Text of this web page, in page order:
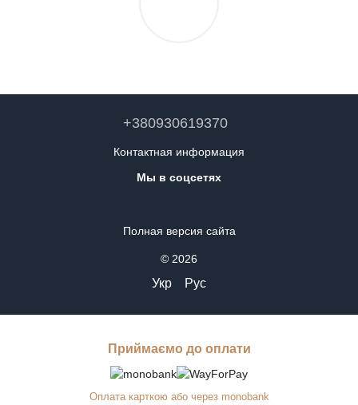
+380930619370
Контактная информация
Мы в соцсетях
Полная версия сайта
© 2026
Укр Рус
Приймаємо до оплати
Оплата карткою або через monobank